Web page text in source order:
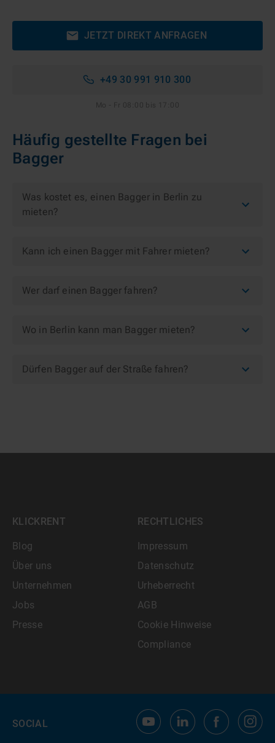
JETZT DIREKT ANFRAGEN
+49 30 991 910 300
Häufig gestellte Fragen bei
Bagger
Was kostet es, einen Bagger in Berlin zu
mieten?
Kann ich einen Bagger mit Fahrer mieten?
Wer darf einen Bagger fahren?
Wo in Berlin kann man Bagger mieten?
Dürfen Bagger auf der Straße fahren?
KLICKRENT
Blog
Über uns
Unternehmen
Jobs
Presse
RECHTLICHES
Impressum
Datenschutz
Urheberrecht
AGB
Cookie Hinweise
Compliance
SOCIAL